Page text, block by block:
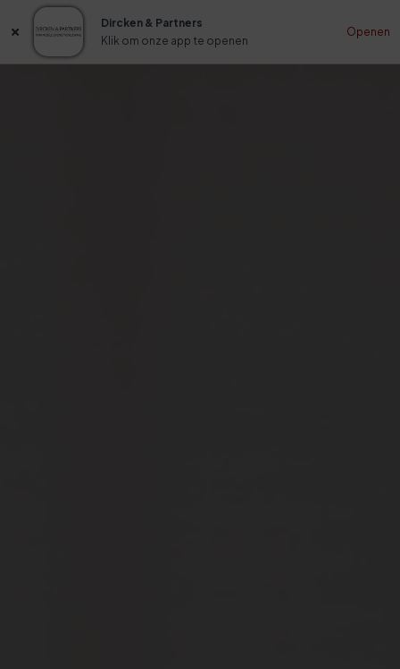
Dircken & Partners
Klik om onze app te openen
Openen